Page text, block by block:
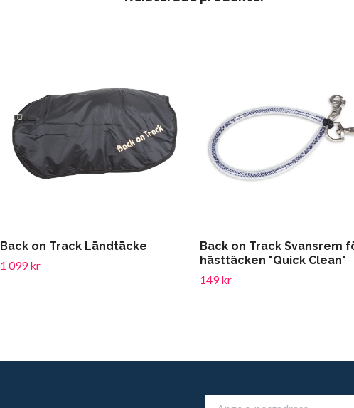
Back on Track Ländtäcke
1 099 kr
Back on Track Svansrem
hästtäcken "Quick Clean"
149 kr